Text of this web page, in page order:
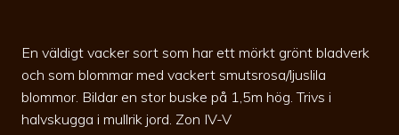
En väldigt vacker sort som har ett mörkt grönt bladverk
och som blommar med vackert smutsrosa/ljuslila
blommor. Bildar en stor buske på 1,5m hög. Trivs i
halvskugga i mullrik jord. Zon IV-V